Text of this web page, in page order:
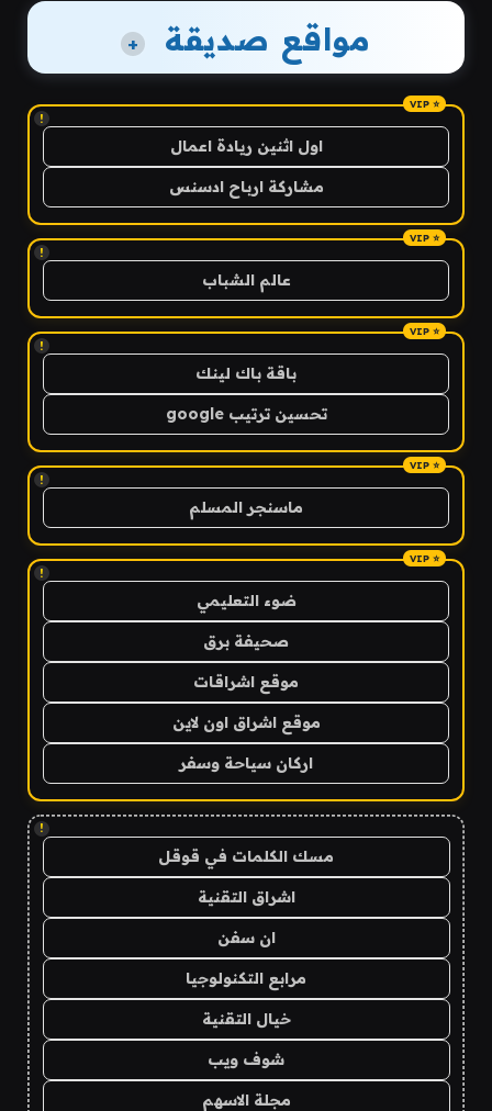
مواقع صديقة +
!
اول اثنين ريادة اعمال
مشاركة ارباح ادسنس
!
عالم الشباب
!
باقة باك لينك
تحسين ترتيب google
!
ماسنجر المسلم
!
ضوء التعليمي
صحيفة برق
موقع اشراقات
موقع اشراق اون لاين
اركان سياحة وسفر
!
مسك الكلمات في قوقل
اشراق التقنية
ان سفن
مرابع التكنولوجيا
خيال التقنية
شوف ويب
مجلة الاسهم